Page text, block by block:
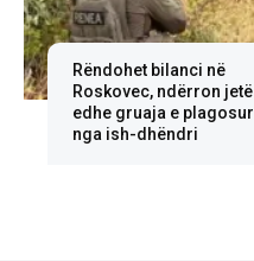
Rëndohet bilanci në
Roskovec, ndërron jetë
edhe gruaja e plagosur
nga ish-dhëndri